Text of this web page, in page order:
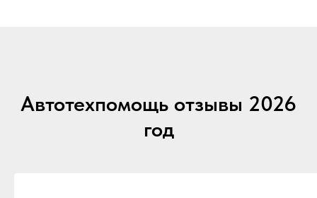
Автотехпомощь отзывы 2026
год